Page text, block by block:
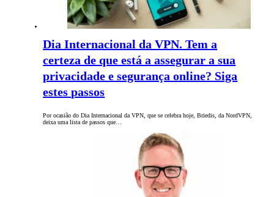
Dia Internacional da VPN. Tem a
certeza de que está a assegurar a sua
privacidade e segurança online? Siga
estes passos
Por ocasião do Dia Internacional da VPN, que se celebra hoje, Briedis, da NordVPN,
deixa uma lista de passos que…